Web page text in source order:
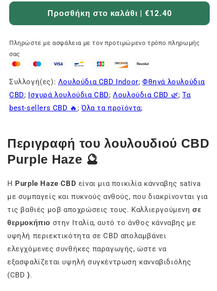
Προσθήκη στο καλάθι | €12.40
Πληρώστε με ασφάλεια με τον προτιμώμενο τρόπο πληρωμής
σας
Συλλογή(ες): Λουλούδια CBD Indoor;Φθηνά λουλούδια
CBD; Ισχυρά λουλούδια CBD;Λουλούδια CBD 🌿;Τα
best-sellers CBD 🔥 ;Όλα τα προϊόντα;
Περιγραφή του λουλουδιού CBD
Purple Haze 🔮
Η Purple Haze CBD είναι μια ποικιλία κάνναβης sativa
με συμπαγείς και πυκνούς ανθούς, που διακρίνονται για
τις βαθιές μοβ αποχρώσεις τους. Καλλιεργούμενησε
θερμοκήπιο στην Ιταλία, αυτό το άνθος κάνναβης με
υψηλή περιεκτικότητα σε CBD απολαμβάνει
ελεγχόμενες συνθήκες παραγωγής, ώστε να
εξασφαλίζεται υψηλή συγκέντρωση κανναβιδιόλης
(CBD ).